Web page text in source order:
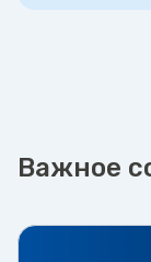
Важное